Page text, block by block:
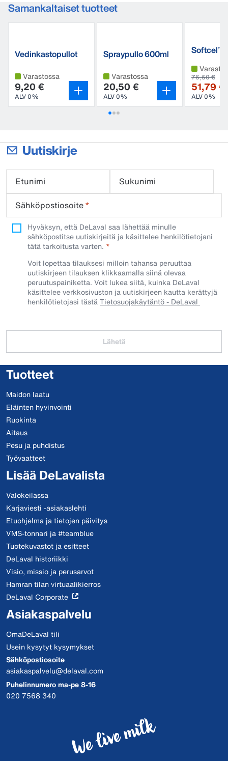
Samankaltaiset tuotteet
Vedinkastopullot
Varastossa
9,20 €
ALV 0%
Spraypullo 600ml
Varastossa
20,50 €
ALV 0%
Softcel™
76,50 €
51,79 €
ALV 0%
Uutiskirje
Etunimi
Sukunimi
Sähköpostiosoite*
Hyväksyn, että DeLaval saa lähettää minulle
sähköpostitse uutiskirjeitä ja käsittelee henkilötietojani
tätä tarkoitusta varten.
Voit lopettaa tilauksesi milloin tahansa peruuttaa
uutiskirjeen tilauksen klikkaamalla siinä olevaa
peruutuspainiketta. Voit lukea siitä, kuinka DeLaval
käsittelee verkkosivuston ja uutiskirjeen kautta kerättyjä
henkilötietojasi tästäTietosuojakäytäntö - DeLaval
Lähetä
Tuotteet
Maidon laatu
Eläinten hyvinvointi
Ruokinta
Aitaus
Pesu ja puhdistus
Työvaatteet
Lisää DeLavalista
Valokeilassa
Karjaviesti -asiakaslehti
Etuohjelma ja tietojen päivitys
VMS-tonnari ja #teamblue
Tuotekuvastot ja esitteet
DeLaval historiikki
Visio, missio ja perusarvot
Hamran tilan virtuaalikierros
DeLaval Corporate
Asiakaspalvelu
OmaDeLaval tili
Usein kysytyt kysymykset
Sähköpostiosoite
asiakaspalvelu@delaval.com
Puhelinnumero ma-pe 8-16
020 7568 340